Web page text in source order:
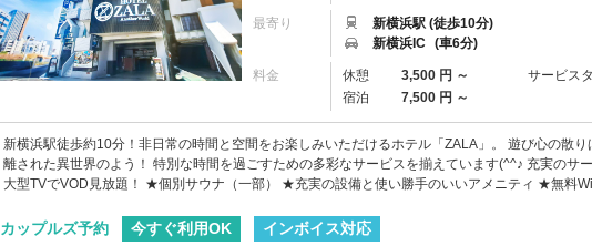
最寄り
新横浜駅 (徒歩10分)
新横浜IC (車6分)
料金 休憩 3,500 円 ～ サービス
宿泊
7,500 円 ～
新横浜駅徒歩約10分！非日常の時間と空間をお楽しみいただけるホテル「ZALA」。 遊び心の散
離された異世界のよう！ 特別な時間を過ごすための多彩なサービスを揃えています(^^♪ 充実のサ
大型TVでVOD見放題！ ★個別サウナ（一部） ★充実の設備と使い勝手のいいアメニティ ★無料
カップルズ予約 今すぐ利用OK
インボイス対応